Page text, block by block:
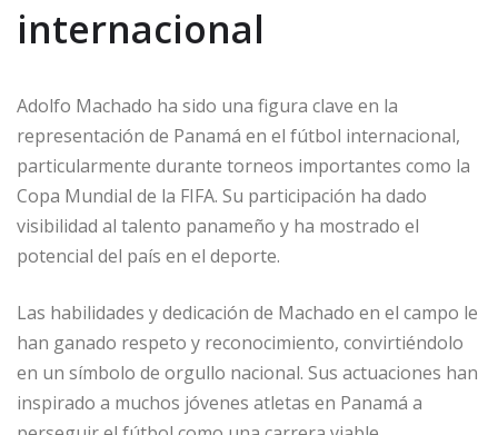
internacional
Adolfo Machado ha sido una figura clave en la
representación de Panamá en el fútbol internacional,
particularmente durante torneos importantes como la
Copa Mundial de la FIFA. Su participación ha dado
visibilidad al talento panameño y ha mostrado el
potencial del país en el deporte.
Las habilidades y dedicación de Machado en el campo le
han ganado respeto y reconocimiento, convirtiéndolo
en un símbolo de orgullo nacional. Sus actuaciones han
inspirado a muchos jóvenes atletas en Panamá a